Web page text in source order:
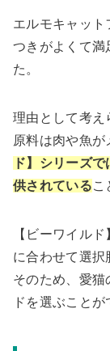
エルモキャット
つきがよくて満
た。
理由として考え
原料は肉や魚
ド】シリーズ
供されているこ
【ビーワイル
に合わせて選択
そのため、愛猫
ドを選ぶことが